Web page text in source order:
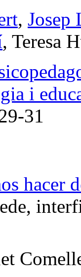
, Josep
, Teresa
i
31
hacer